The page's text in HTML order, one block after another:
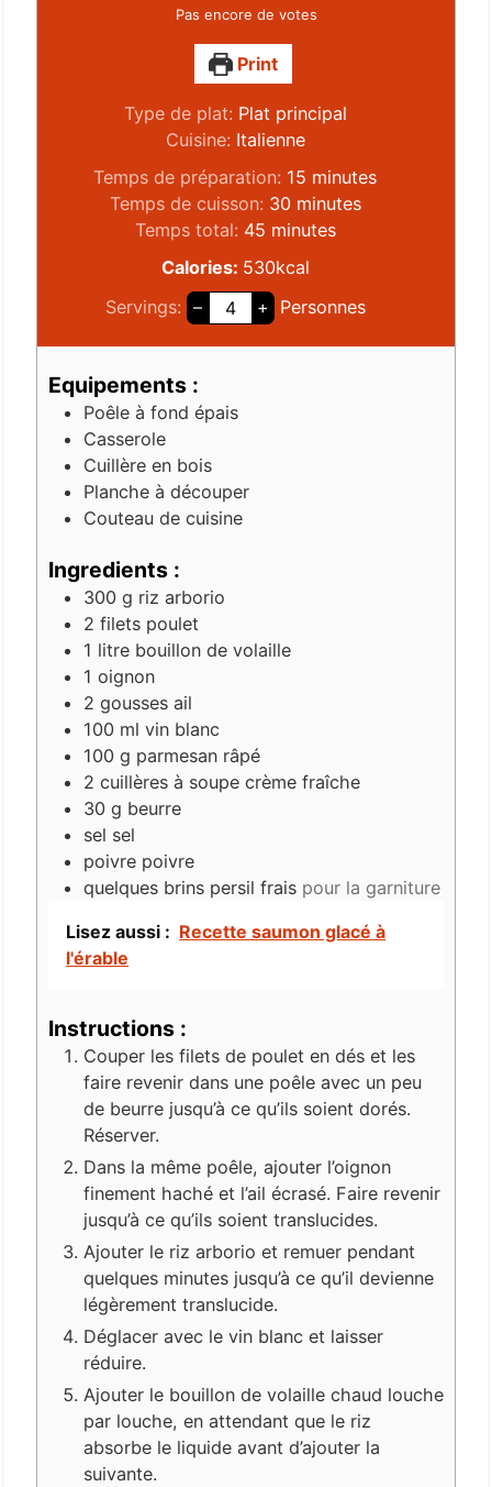
Pas encore de votes
Print
Type de plat: Plat principal
Cuisine: Italienne
Temps de préparation: 15 minutes
Temps de cuisson: 30 minutes
Temps total: 45 minutes
Calories: 530kcal
Servings: – + Personnes
Equipements :
Poêle à fond épais
Casserole
Cuillère en bois
Planche à découper
Couteau de cuisine
Ingredients :
300 g riz arborio
2 filets poulet
1 litre bouillon de volaille
1 oignon
2 gousses ail
100 ml vin blanc
100 g parmesan râpé
2 cuillères à soupe crème fraîche
30 g beurre
sel sel
poivre poivre
quelques brins persil frais pour la garniture
Lisez aussi : Recette saumon glacé à
l'érable
Instructions :
Couper les filets de poulet en dés et les
faire revenir dans une poêle avec un peu
de beurre jusqu’à ce qu’ils soient dorés.
Réserver.
Dans la même poêle, ajouter l’oignon
finement haché et l’ail écrasé. Faire revenir
jusqu’à ce qu’ils soient translucides.
Ajouter le riz arborio et remuer pendant
quelques minutes jusqu’à ce qu’il devienne
légèrement translucide.
Déglacer avec le vin blanc et laisser
réduire.
Ajouter le bouillon de volaille chaud louche
par louche, en attendant que le riz
absorbe le liquide avant d’ajouter la
suivante.